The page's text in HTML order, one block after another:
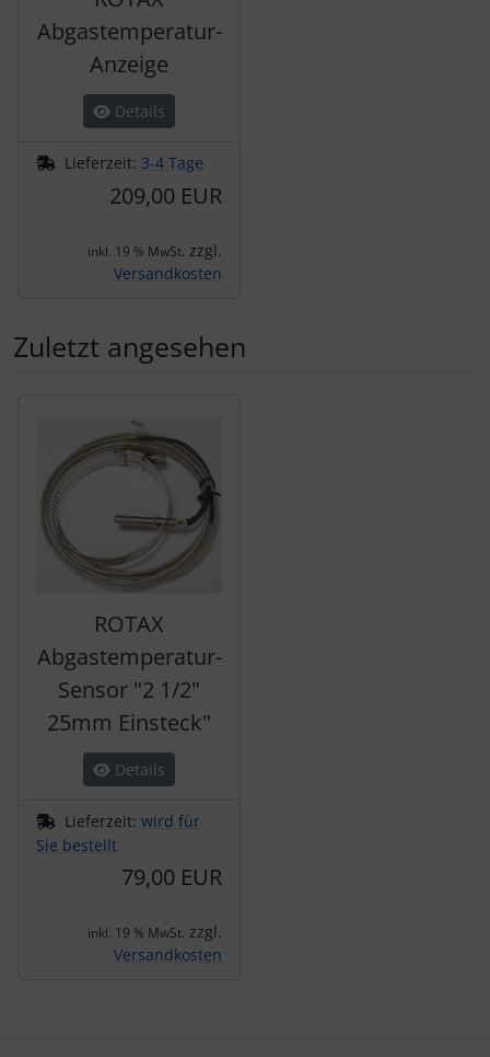
Abgastemperatur-
Anzeige
Details
Lieferzeit: 3-4 Tage
209,00 EUR
inkl. 19 % MwSt. zzgl.
Versandkosten
Zuletzt angesehen
ROTAX
Abgastemperatur-
Sensor "2 1/2"
25mm Einsteck"
Details
Lieferzeit: wird für
Sie bestellt
79,00 EUR
inkl. 19 % MwSt. zzgl.
Versandkosten